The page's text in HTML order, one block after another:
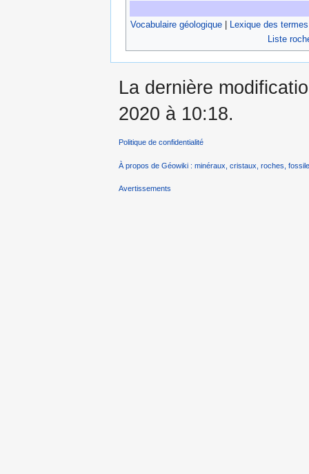
Vocabulaire géologique | Lexique des
Liste
La dernière
2020 à 10:18.
Politique de confidentialité
À propos de Géowiki : minéraux, cristaux, roches,
Avertissements